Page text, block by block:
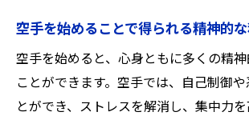
宇土市で空手を始める利点
空手教室で得られるフィジカ
ス
初心者に必要な空手の必須ア
空手を始めることで得られる精神的
空手を始めると、心身ともに多くの精
ことができます。空手では、自己制御
とができ、ストレスを解消し、集中力